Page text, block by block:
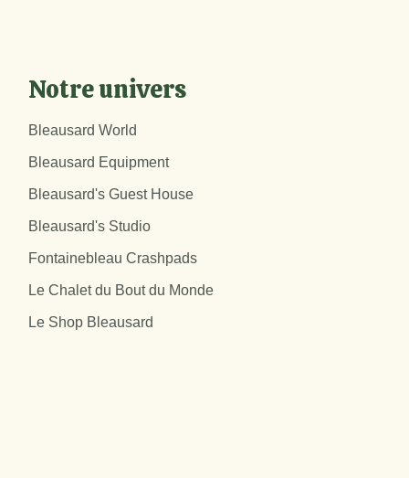
Notre univers
Bleausard World
Bleausard Equipment
Bleausard's Guest House
Bleausard's Studio
Fontainebleau Crashpads
Le Chalet du Bout du Monde
Le Shop Bleausard